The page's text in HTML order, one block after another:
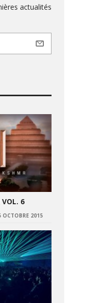
actualités
VOL. 6
OCTOBRE 2015